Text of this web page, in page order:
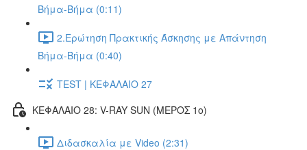
Βήμα-Βήμα (0:11)
2.Ερώτηση Πρακτικής Άσκησης με Απάντηση
Βήμα-Βήμα (0:40)
TEST | ΚΕΦΑΛΑΙΟ 27
ΚΕΦΑΛΑΙΟ 28: V-RAY SUN (ΜΕΡΟΣ 1o)
Διδασκαλία με Video (2:31)